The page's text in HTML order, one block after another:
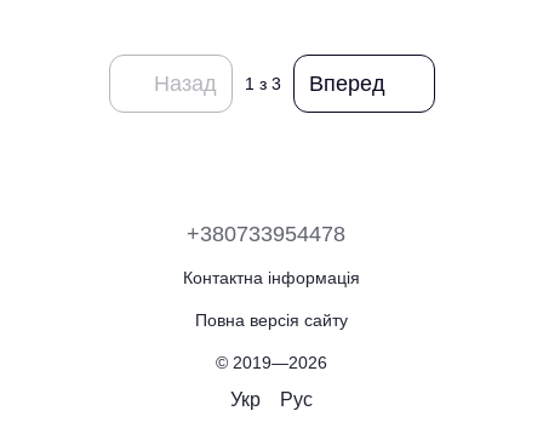
Назад 1 з 3 Вперед
+380733954478
Контактна інформація
Повна версія сайту
© 2019—2026
Укр Рус